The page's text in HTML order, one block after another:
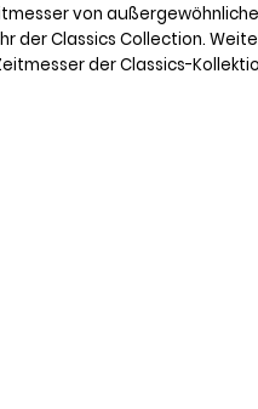
von
der Classics Collection.
der Classics-